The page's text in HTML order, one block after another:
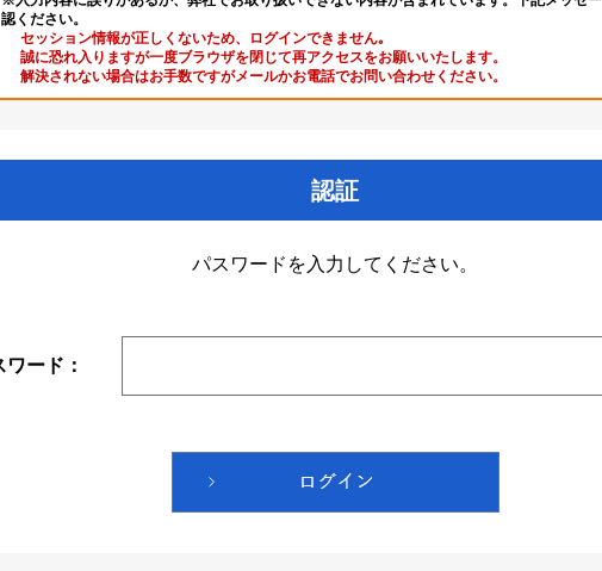
認ください。
セッション情報が正しくないため、ログインできません｡
誠に恐れ入りますが一度ブラウザを閉じて再アクセスをお願いいたします。
解決されない場合はお手数ですがメールかお電話でお問い合わせください。
認証
パスワードを入力してください。
ード：